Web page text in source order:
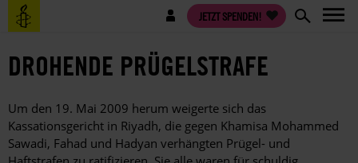
Direkt
zum
Benutzermenü JETZT SPENDEN!
DROHENDE PRÜGELSTRAFE
Um den 19. Mai 2009 herum weigerte sich das
Kassationsgericht in Riyadh, die gegen Khamisa Mohammed
Sawadi, Fahad und Hadyan verhängten Prügel- und